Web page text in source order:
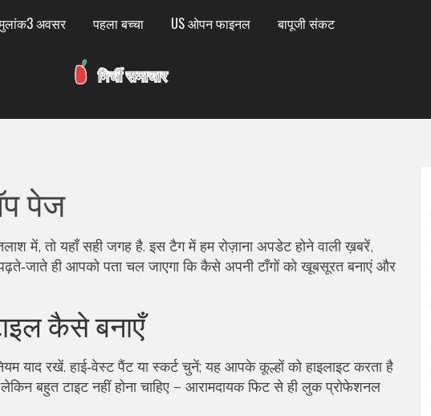
अवसर पहला बच्चा US ओपन फाइनल बापूजी संकट
पेज
में, तो यहाँ सही जगह है. इस टैग में हम रोज़ाना अपडेट होने वाली ख़बरें,
ही आपको पता चल जाएगा कि कैसे अपनी टाँगों को खूबसूरत बनाएं और
कैसे बनाएँ
याद रखें. हाई‑वेस्ट पैंट या स्कर्ट चुनें; यह आपके कूल्हों को हाइलाइट करता है
बहुत टाइट नहीं होना चाहिए – आरामदायक फिट से ही लुक प्रोफेशनल